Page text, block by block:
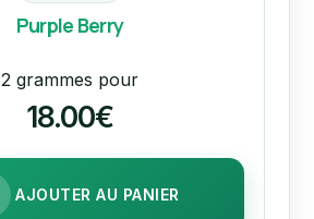
Purple Berry
2 grammes pour
18.00€
AJOUTER AU PANIER